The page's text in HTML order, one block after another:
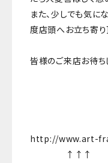
また、少しでも気
度店頭へお立ち寄
皆様のご来店お待ち
http://www.art-
↑↑↑